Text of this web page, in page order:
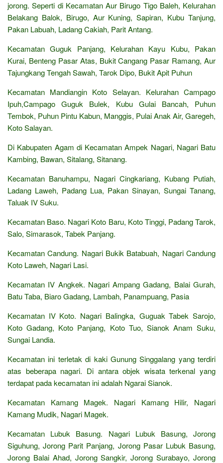
jorong. Seperti di Kecamatan Aur Birugo Tigo Baleh, Kelurahan
Belakang Balok, Birugo, Aur Kuning, Sapiran, Kubu Tanjung,
Pakan Labuah, Ladang Cakiah, Parit Antang.
Kecamatan Guguk Panjang, Kelurahan Kayu Kubu, Pakan
Kurai, Benteng Pasar Atas, Bukit Cangang Pasar Ramang, Aur
Tajungkang Tengah Sawah, Tarok Dipo, Bukit Apit Puhun
Kecamatan Mandiangin Koto Selayan. Kelurahan Campago
Ipuh,Campago Guguk Bulek, Kubu Gulai Bancah, Puhun
Tembok, Puhun Pintu Kabun, Manggis, Pulai Anak Air, Garegeh,
Koto Salayan.
Di Kabupaten Agam di Kecamatan Ampek Nagari, Nagari Batu
Kambing, Bawan, Sitalang, Sitanang.
Kecamatan Banuhampu, Nagari Cingkariang, Kubang Putiah,
Ladang Laweh, Padang Lua, Pakan Sinayan, Sungai Tanang,
Taluak IV Suku.
Kecamatan Baso. Nagari Koto Baru, Koto Tinggi, Padang Tarok,
Salo, Simarasok, Tabek Panjang.
Kecamatan Candung. Nagari Bukik Batabuah, Nagari Candung
Koto Laweh, Nagari Lasi.
Kecamatan IV Angkek. Nagari Ampang Gadang, Balai Gurah,
Batu Taba, Biaro Gadang, Lambah, Panampuang, Pasia
Kecamatan IV Koto. Nagari Balingka, Guguak Tabek Sarojo,
Koto Gadang, Koto Panjang, Koto Tuo, Sianok Anam Suku,
Sungai Landia.
Kecamatan ini terletak di kaki Gunung Singgalang yang terdiri
atas beberapa nagari. Di antara objek wisata terkenal yang
terdapat pada kecamatan ini adalah Ngarai Sianok.
Kecamatan Kamang Magek. Nagari Kamang Hilir, Nagari
Kamang Mudik, Nagari Magek.
Kecamatan Lubuk Basung. Nagari Lubuk Basung, Jorong
Siguhung, Jorong Parit Panjang, Jorong Pasar Lubuk Basung,
Jorong Balai Ahad, Jorong Sangkir, Jorong Surabayo, Jorong